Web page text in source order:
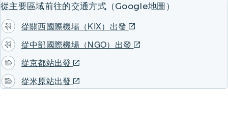
從主要區域前往的交通方式（Google地圖）
從關西國際機場（KIX）出發
從中部國際機場（NGO）出發
從京都站出發
從米原站出發